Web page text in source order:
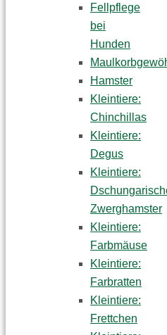
Fellpflege
bei
Hunden
Hamster
Kleintiere:
Chinchillas
Kleintiere:
Degus
Kleintiere:
Zwerghamster
Kleintiere:
Farbmäuse
Kleintiere:
Farbratten
Kleintiere:
Frettchen